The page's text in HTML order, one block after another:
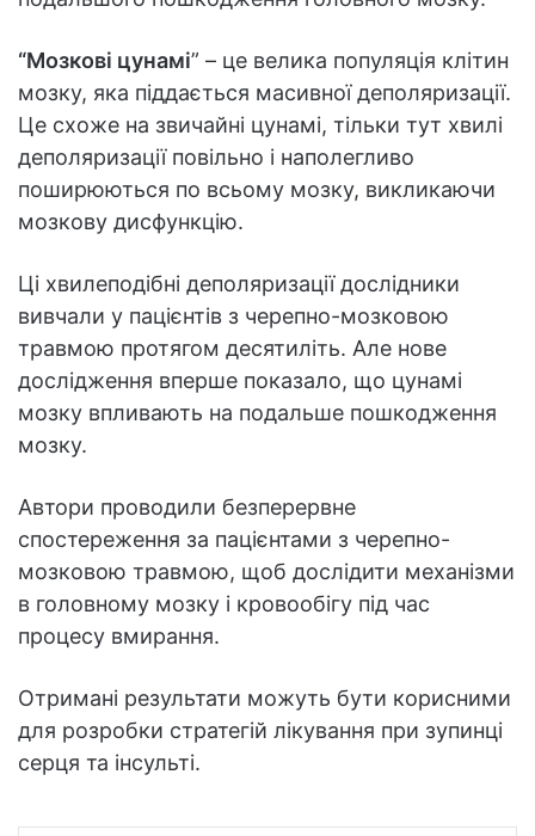
“Мозкові цунамі” – це велика популяція клітин
мозку, яка піддається масивної деполяризації.
Це схоже на звичайні цунамі, тільки тут хвилі
деполяризації повільно і наполегливо
поширюються по всьому мозку, викликаючи
мозкову дисфункцію.
Ці хвилеподібні деполяризації дослідники
вивчали у пацієнтів з черепно-мозковою
травмою протягом десятиліть. Але нове
дослідження вперше показало, що цунамі
мозку впливають на подальше пошкодження
мозку.
Автори проводили безперервне
спостереження за пацієнтами з черепно-
мозковою травмою, щоб дослідити механізми
в головному мозку і кровообігу під час
процесу вмирання.
Отримані результати можуть бути корисними
для розробки стратегій лікування при зупинці
серця та інсульті.